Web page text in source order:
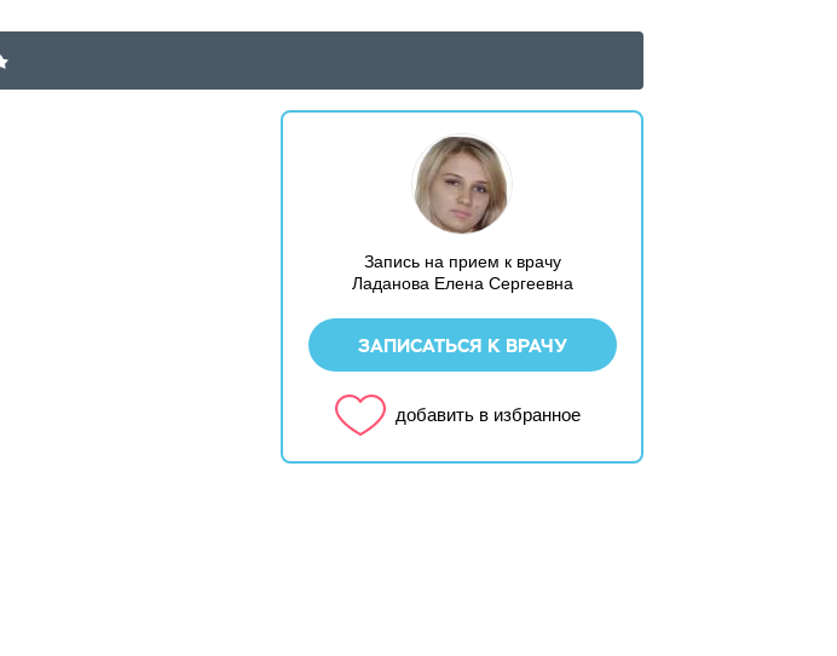
Запись на прием к врачу
Ладанова Елена Сергеевна
ЗАПИСАТЬСЯ К ВРАЧУ
добавить в избранное